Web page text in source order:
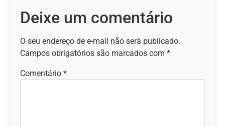
Deixe um comentário
O seu endereço de e-mail não será publicado.
Campos obrigatórios são marcados com *
Comentário *